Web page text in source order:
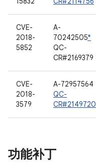
CVE-
2018-
5852
A-
70242505*
QC-
CR#2169379
CVE-
2018-
3579
A-72957564
QC-
CR#2149720
功能补丁